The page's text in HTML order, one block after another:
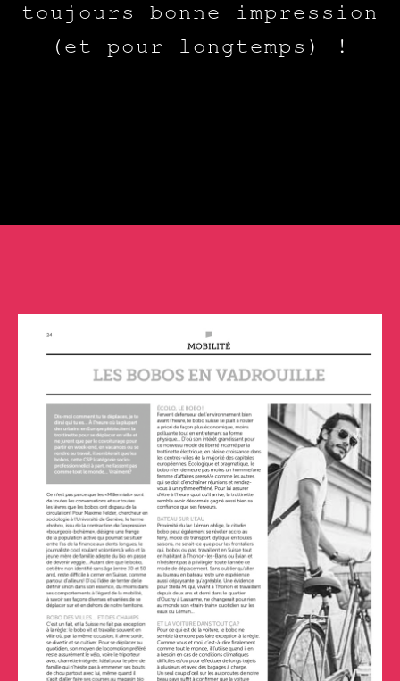
toujours bonne impression
(et pour longtemps) !